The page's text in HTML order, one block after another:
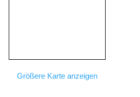
Größere Karte anzeigen